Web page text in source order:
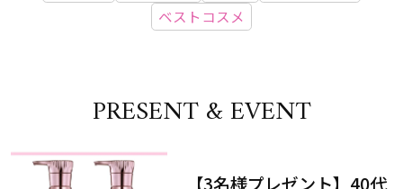
ベストコスメ
PRESENT & EVENT
【3名様プレゼント】40代